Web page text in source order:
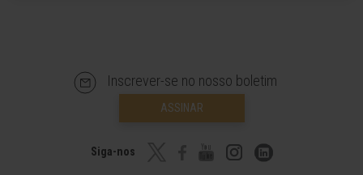
Inscrever-se no nosso boletim
ASSINAR
Siga-nos